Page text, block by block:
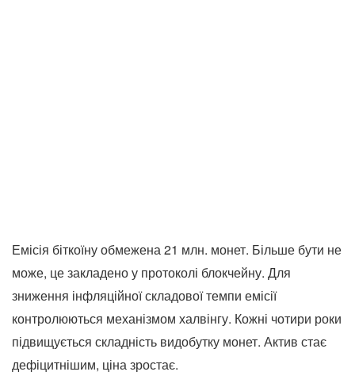
Емісія біткоїну обмежена 21 млн. монет. Більше бути не
може, це закладено у протоколі блокчейну. Для
зниження інфляційної складової темпи емісії
контролюються механізмом халвінгу. Кожні чотири роки
підвищується складність видобутку монет. Актив стає
дефіцитнішим, ціна зростає.